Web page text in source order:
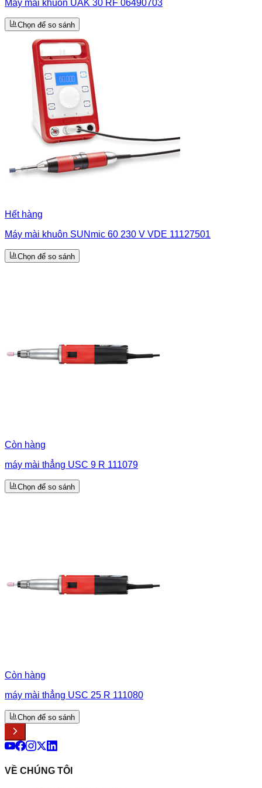
Máy mài khuôn UAK 30 RF 06490703
Chọn để so sánh
Hết hàng
Máy mài khuôn SUNmic 60 230 V VDE 11127501
Chọn để so sánh
Còn hàng
máy mài thẳng USC 9 R 111079
Chọn để so sánh
Còn hàng
máy mài thẳng USC 25 R 111080
Chọn để so sánh
VỀ CHÚNG TÔI